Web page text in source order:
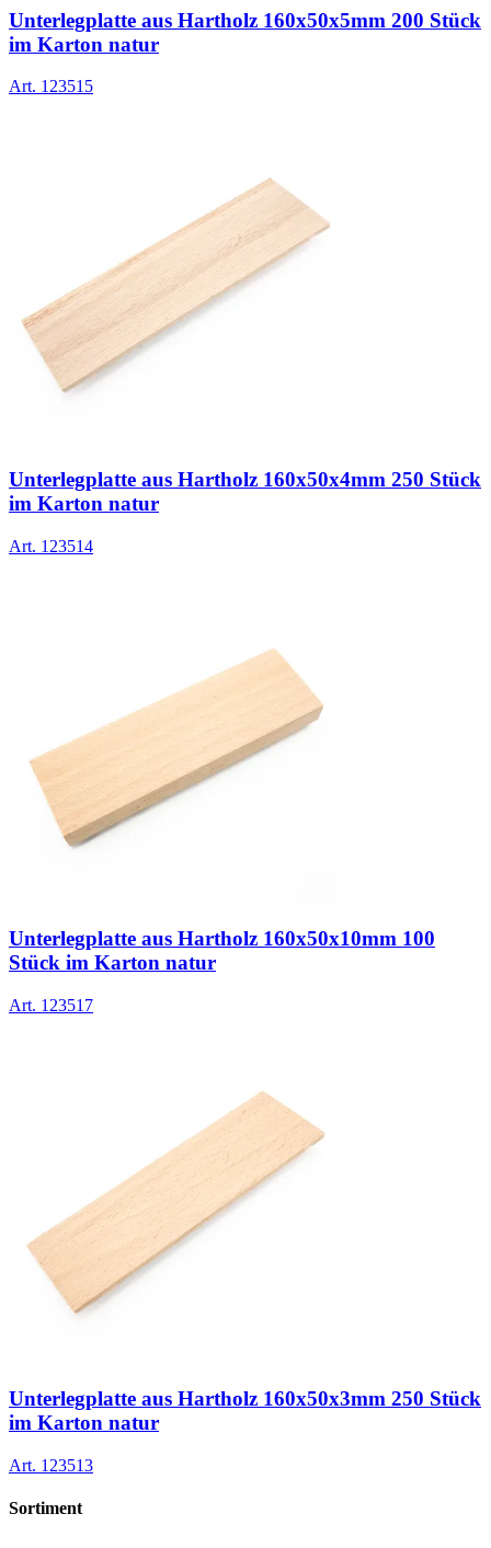
Unterlegplatte aus Hartholz 160x50x5mm 200 Stück
im Karton natur
Art. 123515
Unterlegplatte aus Hartholz 160x50x4mm 250 Stück
im Karton natur
Art. 123514
Unterlegplatte aus Hartholz 160x50x10mm 100
Stück im Karton natur
Art. 123517
Unterlegplatte aus Hartholz 160x50x3mm 250 Stück
im Karton natur
Art. 123513
Sortiment